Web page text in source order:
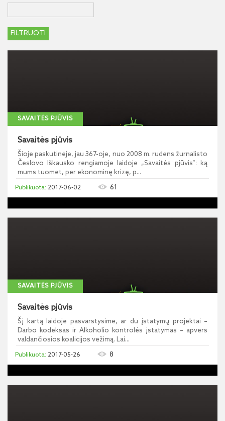
SAVAITĖS PJŪVIS
Savaitės pjūvis
Šioje paskutinėje, jau 367-oje, nuo 2008 m. rudens žurnalisto
Česlovo Iškausko rengiamoje laidoje „Savaitės pjūvis“: ką
mums tuomet, per ekonominę krizę, p...
2017-06-02 61
SAVAITĖS PJŪVIS
Savaitės pjūvis
Šį kartą laidoje pasvarstysime, ar du įstatymų projektai –
Darbo kodeksas ir Alkoholio kontrolės įstatymas – apvers
valdančiosios koalicijos vežimą. Lai...
2017-05-26 8